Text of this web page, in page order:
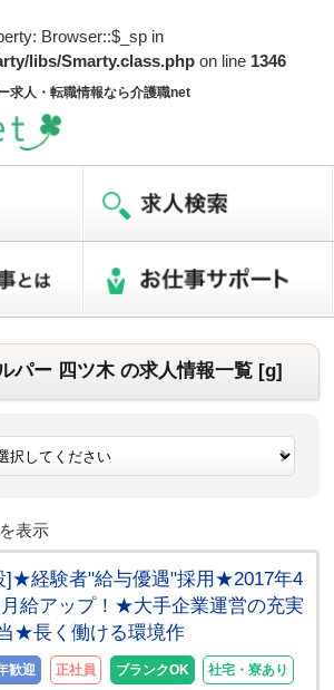
Browser::$_sp in
libs/Smarty.class.php on line 1346
求人・転職情報なら介護職net
パー 四ツ木 の求人情報一覧 [g]
表示
]★経験者"給与優遇"採用★2017年4
給アップ！★大手企業運営の充実
★長く働ける環境作
歓迎 正社員 ブランクOK 社宅・寮あり